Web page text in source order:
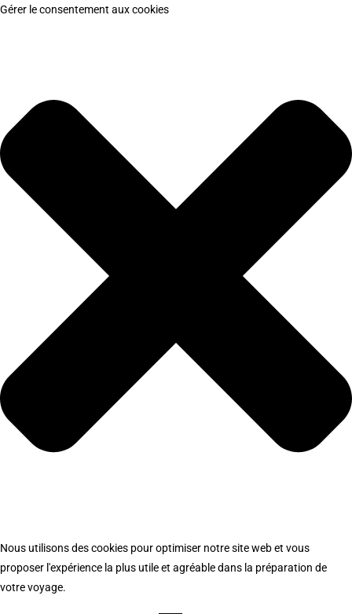
Gérer le consentement aux cookies
Nous utilisons des cookies pour optimiser notre site web et vous
proposer l'expérience la plus utile et agréable dans la préparation de
votre voyage.